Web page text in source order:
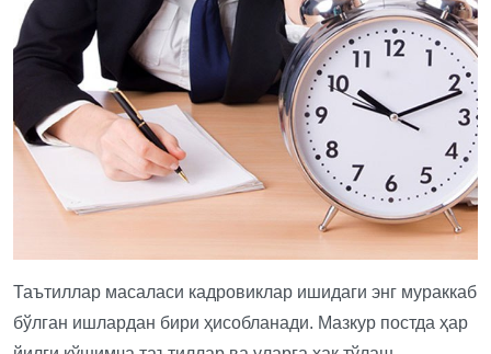
Таътиллар масаласи кадровиклар ишидаги энг мураккаб
бўлган ишлардан бири ҳисобланади. Мазкур постда ҳар